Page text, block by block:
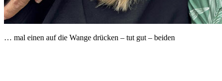
… mal einen auf die Wange drücken – tut gut – beiden